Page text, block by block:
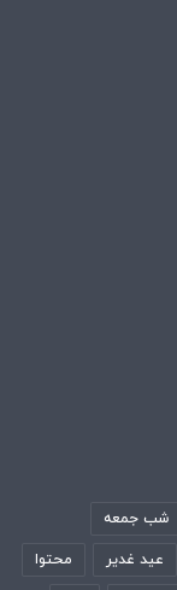
شب جمعه
عید غدیر محتوا